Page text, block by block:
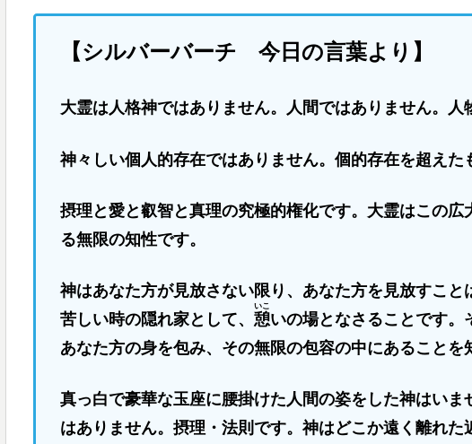
【シルバーバーチ 今日の言葉より】
大霊は人格神ではありません。人間ではありません。人
神々しい個人的存在ではありません。個的存在を超えた
摂理と愛と叡智と真理の究極的権化です。大霊はこの
る無限の知性です。
神はあなた方が見放さない限り、あなた方を見放すこと
苦しい時の隠れ家として、 憩
いこ
いの場となさることです。
あなた方の身を包み、その無限の包容の中にあることを
真っ白で豪華な玉座に腰掛けた人間の姿をした神はい
はありません。摂理・法則です。神はどこか遠く離れ